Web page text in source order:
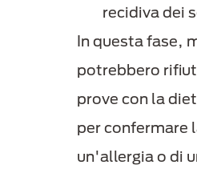
recidiva dei
In questa fase,
potrebbero
prove con la
per confermare
un'allergia o di